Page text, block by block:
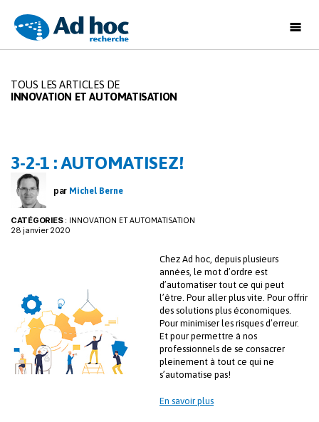
Ad
Recherche
TOUS LES ARTICLES DE
INNOVATION ET AUTOMATISATION
3-2-1 : AUTOMATISEZ!
par Michel Berne
CATÉGORIES: INNOVATION ET AUTOMATISATION
28 janvier 2020
Chez Ad hoc, depuis plusieurs
années, le mot d’ordre est
d’automatiser tout ce qui peut
l’être. Pour aller plus vite. Pour offrir
des solutions plus économiques.
Pour minimiser les risques d’erreur.
Et pour permettre à nos
professionnels de se consacrer
pleinement à tout ce qui ne
s’automatise pas!
En savoir plus